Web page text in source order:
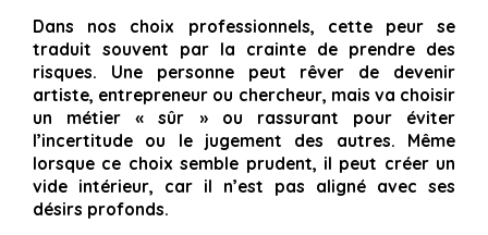
Dans nos choix professionnels, cette peur se
traduit souvent par la crainte de prendre des
risques. Une personne peut rêver de devenir
artiste, entrepreneur ou chercheur, mais va choisir
un métier « sûr » ou rassurant pour éviter
l’incertitude ou le jugement des autres. Même
lorsque ce choix semble prudent, il peut créer un
vide intérieur, car il n’est pas aligné avec ses
désirs profonds.